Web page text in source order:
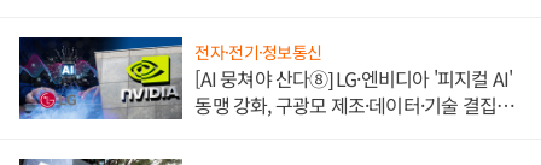
전자·전기·정보통신
[AI 뭉쳐야 산다⑧] LG·엔비디아 '피지컬 AI'
동맹 강화, 구광모 제조·데이터·기술 결집